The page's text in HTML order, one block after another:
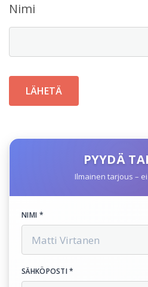
Nimi
PYYDÄ
Ilmainen tarjous –
NIMI *
SÄHKÖPOSTI *